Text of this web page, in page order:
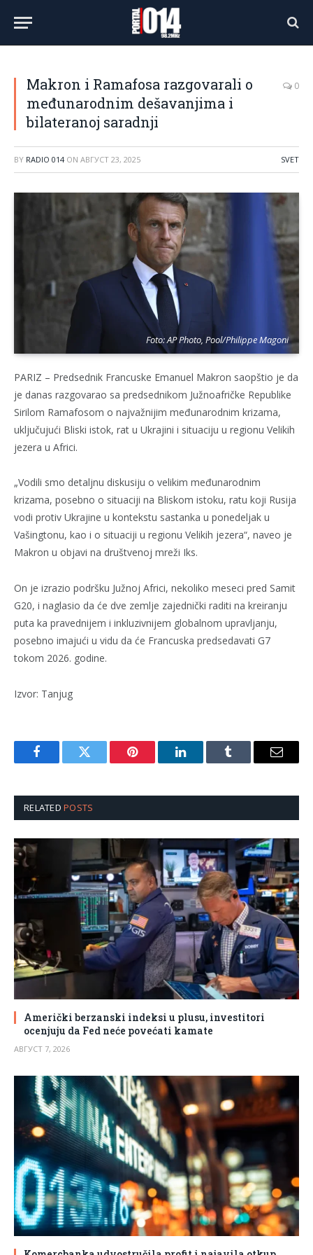
Makron i Ramafosa razgovarali o
međunarodnim dešavanjima i
bilateranoj saradnji
0
BY RADIO 014 ON АВГУСТ 23, 2025 SVET
Foto: AP Photo, Pool/Philippe Magoni
PARIZ – Predsednik Francuske Emanuel Makron saopštio je da
je danas razgovarao sa predsednikom Južnoafričke Republike
Sirilom Ramafosom o najvažnijim međunarodnim krizama,
uključujući Bliski istok, rat u Ukrajini i situaciju u regionu Velikih
jezera u Africi.
„Vodili smo detaljnu diskusiju o velikim međunarodnim
krizama, posebno o situaciji na Bliskom istoku, ratu koji Rusija
vodi protiv Ukrajine u kontekstu sastanka u ponedeljak u
Vašingtonu, kao i o situaciji u regionu Velikih jezera“, naveo je
Makron u objavi na društvenoj mreži Iks.
On je izrazio podršku Južnoj Africi, nekoliko meseci pred Samit
G20, i naglasio da će dve zemlje zajednički raditi na kreiranju
puta ka pravednijem i inkluzivnijem globalnom upravljanju,
posebno imajući u vidu da će Francuska predsedavati G7
tokom 2026. godine.
Izvor: Tanjug
FacebookTwitter Pinterest LinkedInTumblr Email
RELATEDPOSTS
Američki berzanski indeksi u plusu, investitori
ocenjuju da Fed neće povećati kamate
АВГУСТ 7, 2026